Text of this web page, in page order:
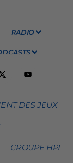
RADIO
DES JEUX
GROUPE HPI